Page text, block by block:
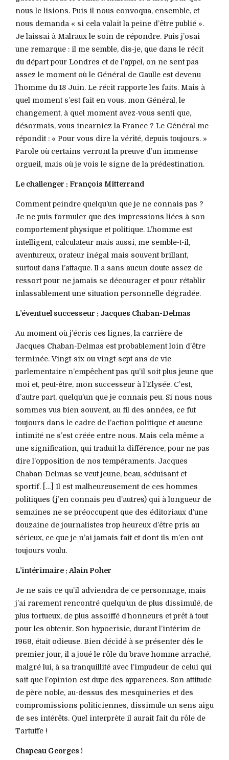
nous le lisions. Puis il nous convoqua, ensemble, et
nous demanda « si cela valait la peine d’être publié ».
Je laissai à Malraux le soin de répondre. Puis j’osai
une remarque : il me semble, dis-je, que dans le récit
du départ pour Londres et de l’appel, on ne sent pas
assez le moment où le Général de Gaulle est devenu
l’homme du 18 Juin. Le récit rapporte les faits. Mais à
quel moment s’est fait en vous, mon Général, le
changement, à quel moment avez-vous senti que,
désormais, vous incarniez la France ? Le Général me
répondit : « Pour vous dire la vérité, depuis toujours. »
Parole où certains verront la preuve d’un immense
orgueil, mais où je vois le signe de la prédestination.
Le challenger : François Mitterrand
Comment peindre quelqu’un que je ne connais pas ?
Je ne puis formuler que des impressions liées à son
comportement physique et politique. L’homme est
intelligent, calculateur mais aussi, me semble-t-il,
aventureux, orateur inégal mais souvent brillant,
surtout dans l’attaque. Il a sans aucun doute assez de
ressort pour ne jamais se décourager et pour rétablir
inlassablement une situation personnelle dégradée.
L’éventuel successeur : Jacques Chaban-Delmas
Au moment où j’écris ces lignes, la carrière de
Jacques Chaban-Delmas est probablement loin d’être
terminée. Vingt-six ou vingt-sept ans de vie
parlementaire n’empêchent pas qu’il soit plus jeune que
moi et, peut-être, mon successeur à l’Elysée. C’est,
d’autre part, quelqu’un que je connais peu. Si nous nous
sommes vus bien souvent, au fil des années, ce fut
toujours dans le cadre de l’action politique et aucune
intimité ne s’est créée entre nous. Mais cela même a
une signification, qui traduit la différence, pour ne pas
dire l’opposition de nos tempéraments. Jacques
Chaban-Delmas se veut jeune, beau, séduisant et
sportif. […] Il est malheureusement de ces hommes
politiques (j’en connais peu d’autres) qui à longueur de
semaines ne se préoccupent que des éditoriaux d’une
douzaine de journalistes trop heureux d’être pris au
sérieux, ce que je n’ai jamais fait et dont ils m’en ont
toujours voulu.
L’intérimaire : Alain Poher
Je ne sais ce qu’il adviendra de ce personnage, mais
j’ai rarement rencontré quelqu’un de plus dissimulé, de
plus tortueux, de plus assoiffé d’honneurs et prêt à tout
pour les obtenir. Son hypocrisie, durant l’intérim de
1969, était odieuse. Bien décidé à se présenter dès le
premier jour, il a joué le rôle du brave homme arraché,
malgré lui, à sa tranquillité avec l’impudeur de celui qui
sait que l’opinion est dupe des apparences. Son attitude
de père noble, au-dessus des mesquineries et des
compromissions politiciennes, dissimule un sens aigu
de ses intérêts. Quel interprète il aurait fait du rôle de
Tartuffe !
Chapeau Georges !